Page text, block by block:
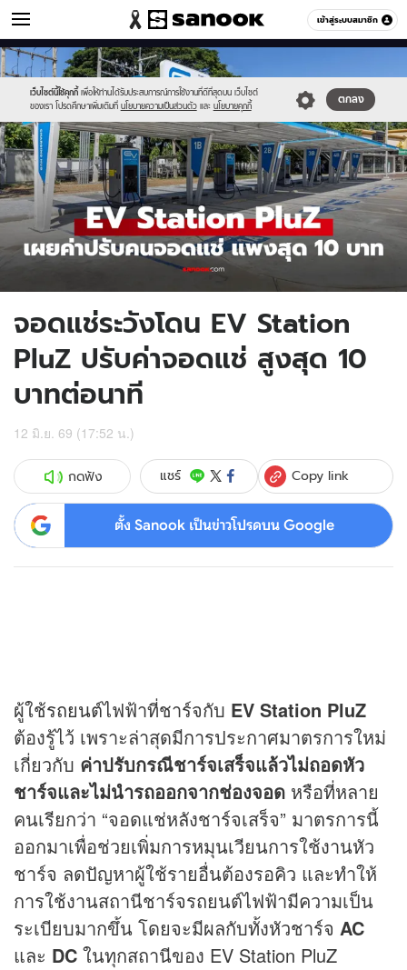
เข้าสู่ระบบสมาชิก
รถยนต์ หมวดอื่นๆ
เว็บไซต์นี้ใช้คุกกี้ เพื่อให้ท่านได้รับประสบการณ์การใช้งานที่ดีที่สุดบน เว็บไซต์
ของเรา โปรดศึกษาเพิ่มเติมที่ นโยบายความเป็นส่วนตัว และ นโยบายคุกกี้
ตกลง
Sanook
//s.isanook.com/sr/0/images/logo-
new-
sanook.png
600
60
//s.isanook.com/au/0/ud/19/99527/ev0s.jpg
จอดแช่ระวังโดน EV Station
PluZ ปรับค่าจอดแช่ สูงสุด 10
บาทต่อนาที
12 มิ.ย. 69 (17:52 น.)
กดฟัง แชร์ Copy link
ตั้ง Sanook เป็นข่าวโปรดบน Google
ผู้ใช้รถยนต์ไฟฟ้าที่ชาร์จกับ EV Station PluZ
ต้องรู้ไว้ เพราะล่าสุดมีการประกาศมาตรการใหม่
เกี่ยวกับ ค่าปรับกรณีชาร์จเสร็จแล้วไม่ถอดหัว
ชาร์จและไม่นำรถออกจากช่องจอด หรือที่หลาย
คนเรียกว่า “จอดแช่หลังชาร์จเสร็จ” มาตรการนี้
ออกมาเพื่อช่วยเพิ่มการหมุนเวียนการใช้งานหัว
ชาร์จ ลดปัญหาผู้ใช้รายอื่นต้องรอคิว และทำให้
การใช้งานสถานีชาร์จรถยนต์ไฟฟ้ามีความเป็น
ระเบียบมากขึ้น โดยจะมีผลกับทั้งหัวชาร์จ AC
และ DC ในทุกสถานีของ EV Station PluZ